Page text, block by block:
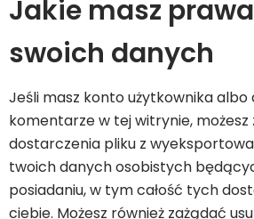
Jakie masz
swoich danych
Jeśli masz konto użytkownika albo
komentarze w tej witrynie, możesz
dostarczenia pliku z
twoich danych osobistych
posiadaniu, w tym całość tych
ciebie. Możesz również zażądać